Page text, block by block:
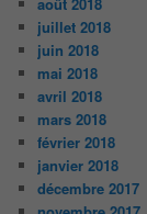
août 2018
juillet 2018
juin 2018
mai 2018
avril 2018
mars 2018
février 2018
janvier 2018
décembre 2017